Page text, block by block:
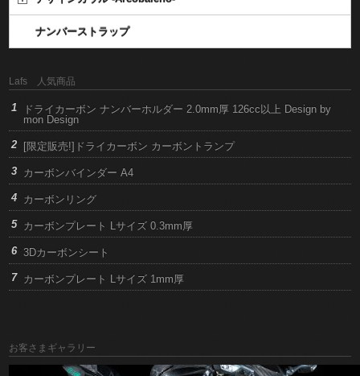
ナンバーストラップ
Lafs 人気商品
ドライカーボン ナンバーホルダー 2.0mm厚 126cc以上 Design by
mon Design
[限定販売!]ドライカーボン カーボントランプ
カーボンバインダー A4
カーボンリング
カーボンプレート Lサイズ 0.3mm厚
3Dカーボンシート
カーボンプレート Lサイズ 1mm厚
お客さまギャラリー